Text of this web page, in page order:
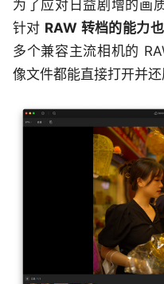
为了应对日益剧增的画
针对 RAW 转档的能力
多个兼容主流相机的
像文件都能直接打开并还